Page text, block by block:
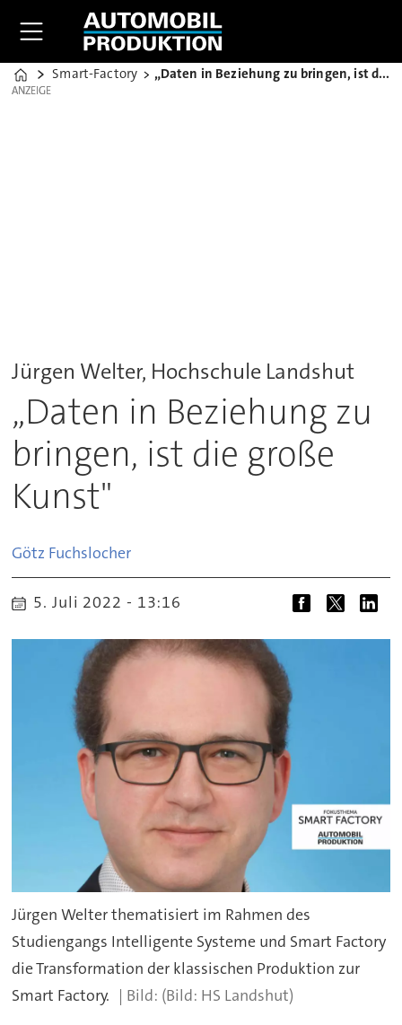
Home
Smart-Factory „Daten in Beziehung zu bringen, ist die große Kunst"
ANZEIGE
ANZEIGE
Jürgen Welter, Hochschule Landshut
„Daten in Beziehung zu
bringen, ist die große
Kunst"
Götz Fuchslocher
5. Juli 2022 - 13:16
Jürgen Welter thematisiert im Rahmen des
Studiengangs Intelligente Systeme und Smart Factory
die Transformation der klassischen Produktion zur
Smart Factory.
(Bild: HS Landshut)